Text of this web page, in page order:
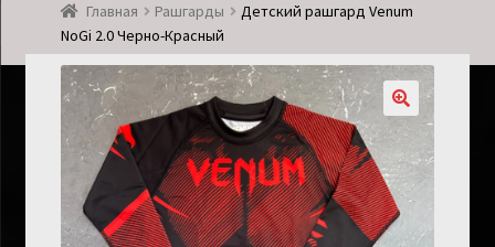
Мой аккаунт
Главная Рашгарды
Детский рашгард Venum
NoGi 2.0 Черно-Красный